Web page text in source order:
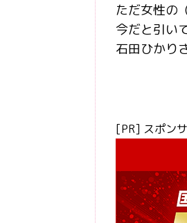
ただ女性の
今だと引い
石田ひかり
[PR] スポン